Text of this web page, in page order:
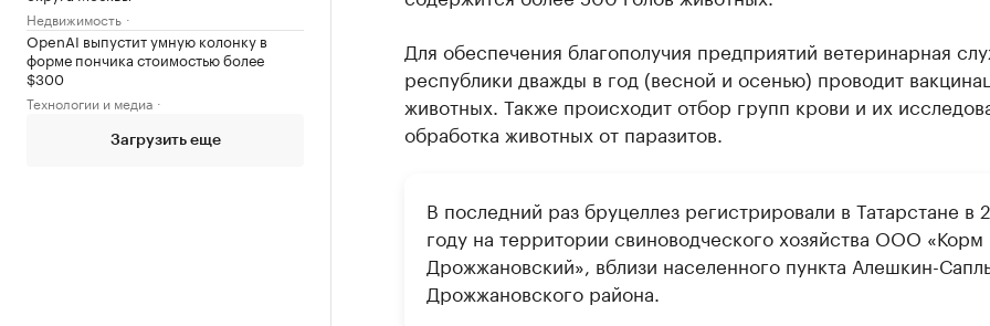
Недвижимость
OpenAI выпустит умную колонку в
форме пончика стоимостью более
$300
Технологии и медиа
Загрузить еще
Для обеспечения благополучия предприятий ветеринарная
республики дважды в год (весной и осенью) проводит
животных. Также происходит отбор групп крови и их
обработка животных от паразитов.
В последний раз бруцеллез регистрировали в Татарстане в
году на территории свиноводческого хозяйства ООО «Корм
Дрожжановский», вблизи населенного пункта Алешкин-
Дрожжановского района.